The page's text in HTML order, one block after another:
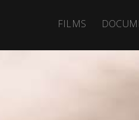
FILMS